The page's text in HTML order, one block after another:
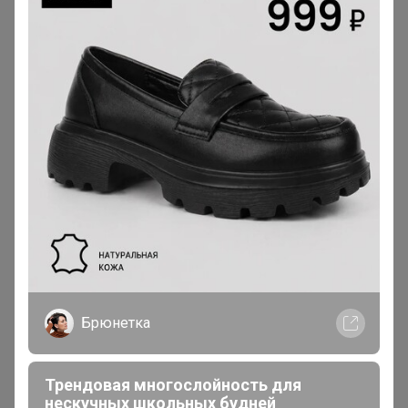
соответственно очень не удобно при ходьбе(((...
это только у моей модели такая подошва или у
всех, не обращали внимания? (просто у девочки у
угг другой модели, заказанных в этой же сп
подошва мягкая, отлично сгибается).... просто
интересно...
— "Vika_240511"
Доброе утро! Да та же беда - сегодня первый раз
обула и ужаснулась: на вид-то обувь приличного
гнётся, что в них ходить невозможно.. а самое
обидное, что ко мне ещё одна пара едет из этой же
закупки, теперь не знаю, чего ожидать) очень
большие сомнения в оригинальности товара
первый раз в жизни любимый сайт не порадовал
Брюнетка
Трендовая многослойность для
нескучных школьных будней